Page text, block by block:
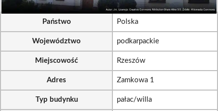
Państwo Polska
Województwo podkarpackie
Miejscowość Rzeszów
Adres Zamkowa 1
Typ budynku pałac/willa